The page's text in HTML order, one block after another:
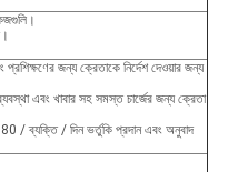
প্রশিক্ষণের জন্য ক্রেতাকে নির্দেশ দেওয়ার জন্য
ব্যবস্থা এবং খাবার সহ সমস্ত চার্জের জন্য ক্রেতা
80 / ব্যক্তি / দিন ভর্তুকি প্রদান এবং অনুবাদ